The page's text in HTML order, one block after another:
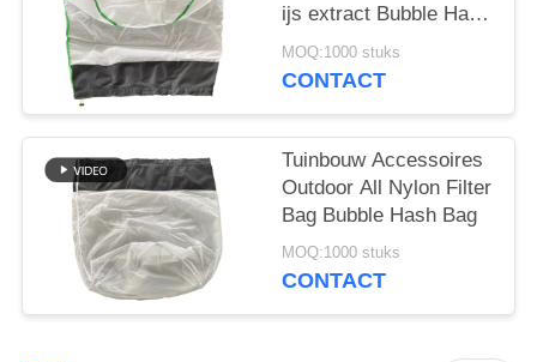
ijs extract Bubble Hash
Bag
MOQ:1000 stuks
CONTACT
Tuinbouw Accessoires
Outdoor All Nylon Filter
Bag Bubble Hash Bag
MOQ:1000 stuks
CONTACT